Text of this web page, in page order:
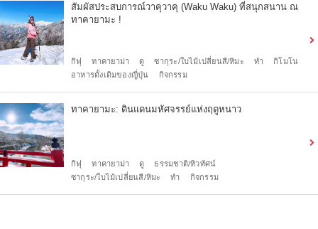
สัมผัสประสบการณ์วาคุวาคุ (Waku Waku) ที่สนุกสนาน ณ
ทาคายามะ !
กิฟุ ทาคายาม่า ดู ซากุระ/ใบไม้เปลี่ยนสี/หิมะ ทำ
กิโมโน
อาหารดั้งเดิมของญี่ปุ่น
กิจกรรม
ทาคายามะ: ดินแดนมหัศจรรย์แห่งฤดูหนาว
กิฟุ ทาคายาม่า ดู
ธรรมชาติ/ทิวทัศน์
ซากุระ/ใบไม้เปลี่ยนสี/หิมะ
ทำ กิจกรรม